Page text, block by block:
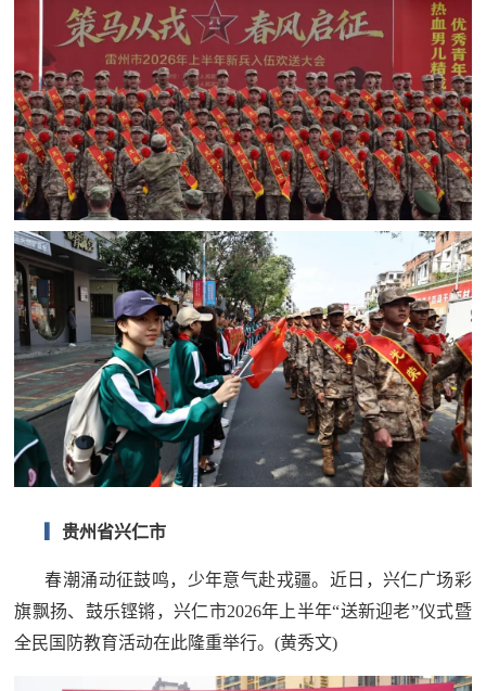
贵州省兴仁市
春潮涌动征鼓鸣，少年意气赴戎疆。近日，兴仁广场彩
旗飘扬、鼓乐铿锵，兴仁市2026年上半年“送新迎老”仪式暨
全民国防教育活动在此隆重举行。(黄秀文)